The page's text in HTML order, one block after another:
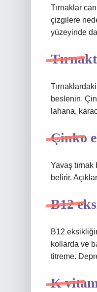
Tırnaklar
çizgilere
yüzeyinde
beslenin.
lahana,
Çinko
Yavaş
belirir.
B12
B12
kollarda ve
titreme.
K